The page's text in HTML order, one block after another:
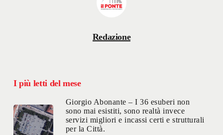
Redazione
I più letti del mese
Giorgio Abonante – I 36 esuberi non
sono mai esistiti, sono realtà invece
servizi migliori e incassi certi e strutturali
per la Città.